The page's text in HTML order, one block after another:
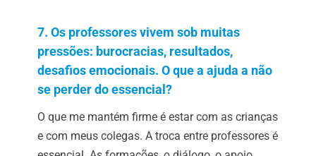
7. Os professores vivem sob muitas
pressões: burocracias, resultados,
desafios emocionais. O que a ajuda a não
se perder do essencial?
O que me mantém firme é estar com as crianças
e com meus colegas. A troca entre professores é